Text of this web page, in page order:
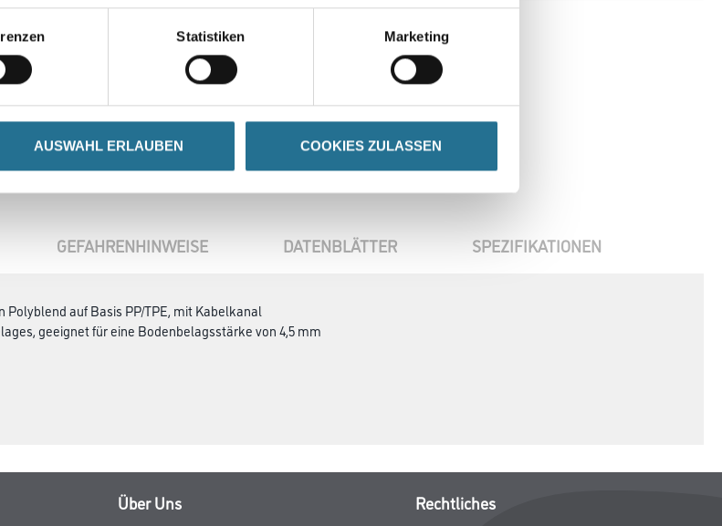
Statistiken Marketing
AUSWAHL ERLAUBEN COOKIES ZULASSEN
Umrechnungsfaktoren
GEFAHRENHINWEISE DATENBLÄTTER SPEZIFIKATIONEN
auf Basis PP/TPE, mit Kabelkanal
geeignet für eine Bodenbelagsstärke von 4,5 mm
Über Uns Rechtliches